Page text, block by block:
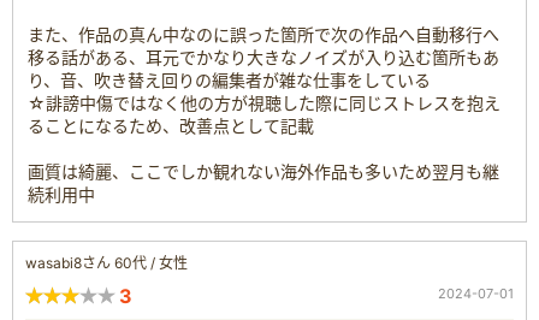
また、作品の真ん中なのに誤った箇所で次の作品へ自動移行へ
移る話がある、耳元でかなり大きなノイズが入り込む箇所もあ
り、音、吹き替え回りの編集者が雑な仕事をしている
☆誹謗中傷ではなく他の方が視聴した際に同じストレスを抱え
ることになるため、改善点として記載
画質は綺麗、ここでしか観れない海外作品も多いため翌月も継
続利用中
wasabi8さん 60代 / 女性
3 2024-07-01